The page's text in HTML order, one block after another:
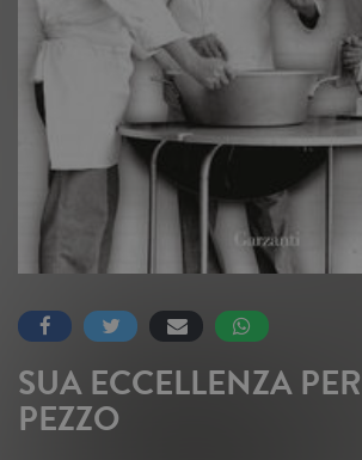
SUA ECCELLENZA
PEZZO